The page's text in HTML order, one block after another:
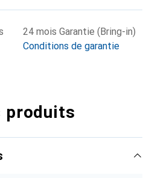
24 mois Garantie (Bring-in)
Conditions de garantie
produits